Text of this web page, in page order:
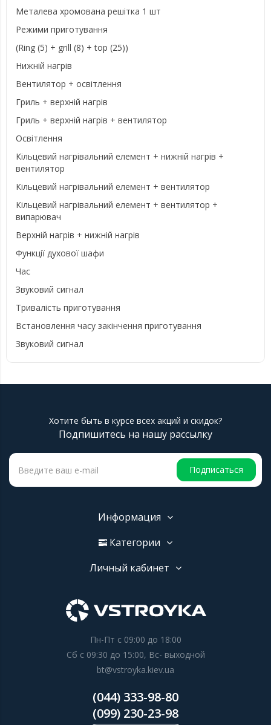
Металева хромована решітка 1 шт
Режими приготування
(Ring (5) + grill (8) + top (25))
Нижній нагрів
Вентилятор + освітлення
Гриль + верхній нагрів
Гриль + верхній нагрів + вентилятор
Освітлення
Кільцевий нагрівальний елемент + нижній нагрів +
вентилятор
Кільцевий нагрівальний елемент + вентилятор
Кільцевий нагрівальний елемент + вентилятор +
випарювач
Верхній нагрів + нижній нагрів
Функції духової шафи
Час
Звуковий сигнал
Тривалість приготування
Встановлення часу закінчення приготування
Звуковий сигнал
Хотите быть в курсе всех акций и скидок?
Подпишитесь на нашу рассылку
Подписаться
Информация
Категории
Личный кабинет
Пн-Пт с 09:00 до 18:00
Сб с 09:30 до 15:00, Вс- выходной
bt@vstroyka.kiev.ua
(044) 333-98-80
(099) 230-23-98